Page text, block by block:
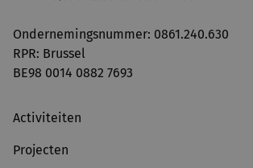
Ondernemingsnummer: 0861.240.630
RPR: Brussel
BE98 0014 0882 7693
Activiteiten
Projecten